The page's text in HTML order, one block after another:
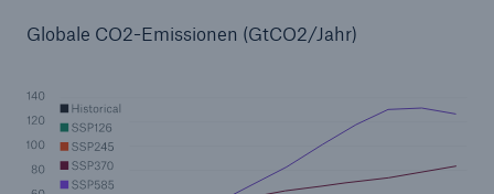
Globale CO2-Emissionen (GtCO2/Jahr)